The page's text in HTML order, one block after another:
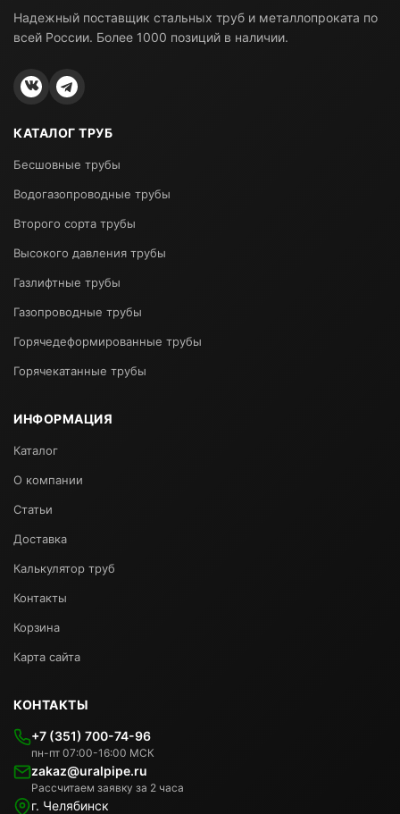
Надежный поставщик стальных труб и металлопроката по
всей России. Более 1000 позиций в наличии.
КАТАЛОГ ТРУБ
Бесшовные трубы
Водогазопроводные трубы
Второго сорта трубы
Высокого давления трубы
Газлифтные трубы
Газопроводные трубы
Горячедеформированные трубы
Горячекатанные трубы
ИНФОРМАЦИЯ
Каталог
О компании
Статьи
Доставка
Калькулятор труб
Контакты
Корзина
Карта сайта
КОНТАКТЫ
+7 (351) 700-74-96
пн-пт 07:00-16:00 МСК
zakaz@uralpipe.ru
Рассчитаем заявку за 2 часа
г. Челябинск